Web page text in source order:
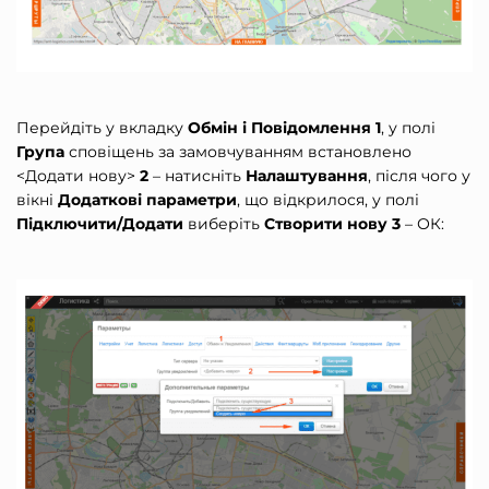
Перейдіть у вкладку Обмін і Повідомлення 1, у полі
Група сповіщень за замовчуванням встановлено
<Додати нову> 2 – натисніть Налаштування, після чого у
вікні Додаткові параметри, що відкрилося, у полі
Підключити/Додати виберіть Створити нову 3 – ОК: